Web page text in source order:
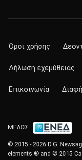
Όροι χρήσης
Δήλωση εχεμύθειας
Επικοινωνία
ΜΕΛΟΣ
© 2015 - 2026 D.G.
elements ® and © 2015